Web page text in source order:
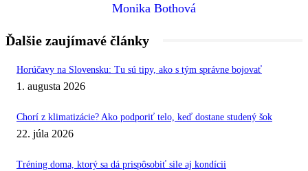
Monika Bothová
Ďalšie zaujímavé články
Horúčavy na Slovensku: Tu sú tipy, ako s tým správne bojovať
1. augusta 2026
Chorí z klimatizácie? Ako podporiť telo, keď dostane studený šok
22. júla 2026
Tréning doma, ktorý sa dá prispôsobiť sile aj kondícii